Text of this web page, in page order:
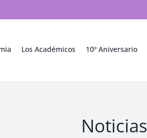
Los Académicos 10º Aniversario
Noticias